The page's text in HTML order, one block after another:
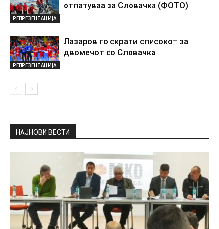
РЕПРЕЗЕНТАЦИЈА
отпатуваа за Словачка (ФОТО)
РЕПРЕЗЕНТАЦИЈА
Лазаров го скрати списокот за
двомечот со Словачка
НАЈНОВИ ВЕСТИ